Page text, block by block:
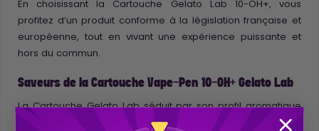
En choisissant la Cartouche Gelato Lab 10-OH+, vous
profitez d’un produit conforme à la législation française et
européenne, tout en vivant une expérience puissante et
hors du commun.
Saveurs de la Cartouche Vape-Pen 10-OH+ Gelato Lab
La Cartouche Gelato Lab séduit par son profil aromatique
doux et sucré, parfaitement équilibré :